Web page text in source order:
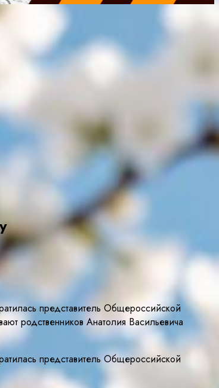
представитель Общероссийской
родственников Анатолия Васильевича
представитель Общероссийской